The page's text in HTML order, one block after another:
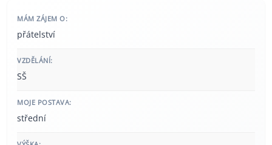
MÁM ZÁJEM O:
přátelství
VZDĚLÁNÍ:
SŠ
MOJE POSTAVA:
střední